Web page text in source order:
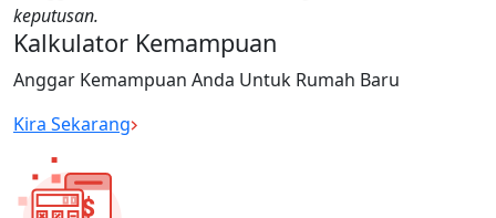
keputusan.
Kalkulator Kemampuan
Anggar Kemampuan Anda Untuk Rumah Baru
Kira Sekarang